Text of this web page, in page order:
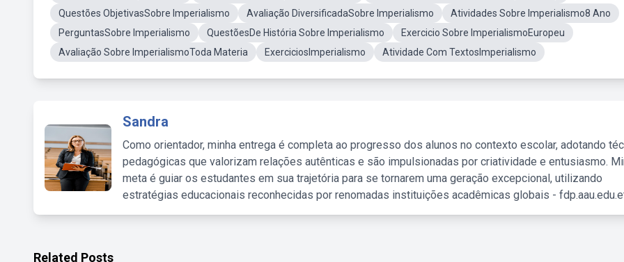
Questões ObjetivasSobre Imperialismo
Avaliação DiversificadaSobre Imperialismo
Atividades Sobre Imperialismo8 Ano
PerguntasSobre Imperialismo
QuestõesDe História Sobre Imperialismo
Exercicio Sobre ImperialismoEuropeu
Avaliação Sobre ImperialismoToda Materia
ExerciciosImperialismo Atividade Com TextosImperialismo
Sandra
Como orientador, minha entrega é completa ao progresso dos alunos no contexto escolar, adotando
pedagógicas que valorizam relações autênticas e são impulsionadas por criatividade e entusiasmo.
meta é guiar os estudantes em sua trajetória para se tornarem uma geração excepcional, utilizando
estratégias educacionais reconhecidas por renomadas instituições acadêmicas globais -
Related Posts